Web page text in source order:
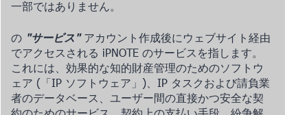
一部ではありません。
の "サービス"アカウント作成後にウェブサイト経由
でアクセスされる iPNOTE のサービスを指します。
これには、効果的な知的財産管理のためのソフトウ
ェア (「IP ソフトウェア」)、IP タスクおよび請負業
者のデータベース、ユーザー間の直接かつ安全な契